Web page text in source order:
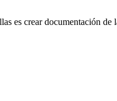
es crear documentación de